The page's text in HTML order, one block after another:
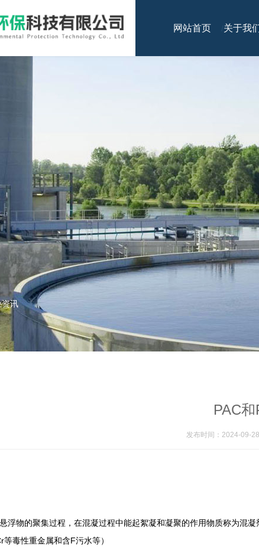
网站首页 关于我
资讯
PAC和
发布时间：2024-09-28
物的聚集过程，在混凝过程中能起絮凝和凝聚的作用物质称为混凝
毒性重金属和含F污水等）